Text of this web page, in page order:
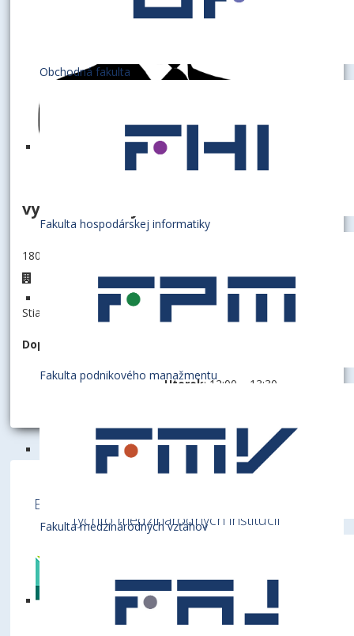
Obchodná fakulta
Fakulta hospodárskej informatiky
Fakulta podnikového manažmentu
Fakulta medzinárodných vzťahov
vysokoškolský učiteľ
180080 - Centrum telesnej výchovy a športu
Stiahnuť informáciu ako:
Doplnkové informácie
Utorok: 12:00 – 13:30
Ekonomická univerzita v Bratislave je členom
týchto medzinárodných inštitúcií